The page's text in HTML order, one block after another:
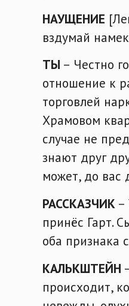
НАУЩЕНИЕ
вздумай
ТЫ – Честно
отношение к
торговлей
Храмовом
случае не
знают друг
может, до вас
РАССКАЗЧИК –
принёс Гарт.
оба признака
КАЛЬКШТЕЙН
происходит,